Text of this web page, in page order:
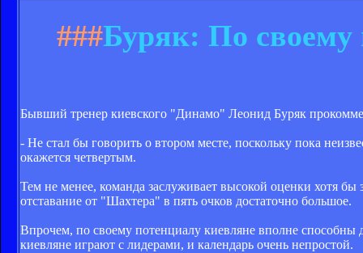
###Буряк: По своему
Бывший тренер киевского "Динамо" Леонид Буряк
- Не стал бы говорить о втором месте, поскольку пока
окажется четвертым.
Тем не менее, команда заслуживает высокой оценки хотя
отставание от "Шахтера" в пять очков достаточно большое.
Впрочем, по своему потенциалу киевляне вполне способны
киевляне играют с лидерами, и календарь очень непростой.